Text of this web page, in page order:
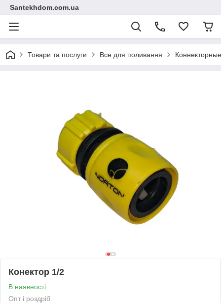
Santekhdom.com.ua
Товари та послуги Все для поливання
Конектор 1/2
В наявності
Опт і роздріб